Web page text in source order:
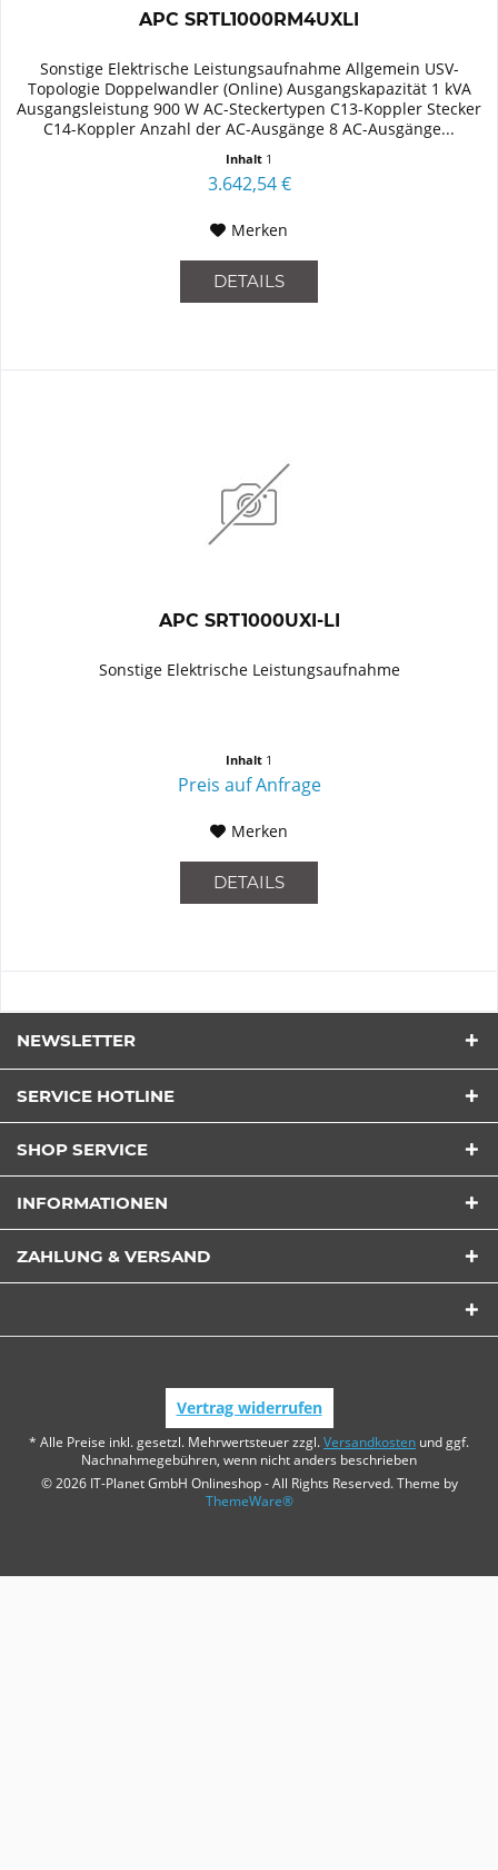
APC SRTL1000RM4UXLI
Sonstige Elektrische Leistungsaufnahme Allgemein USV-
Topologie Doppelwandler (Online) Ausgangskapazität 1 kVA
Ausgangsleistung 900 W AC-Steckertypen C13-Koppler Stecker
C14-Koppler Anzahl der AC-Ausgänge 8 AC-Ausgänge...
Inhalt 1
3.642,54 €
Merken
DETAILS
APC SRT1000UXI-LI
Sonstige Elektrische Leistungsaufnahme
Inhalt 1
Preis auf Anfrage
Merken
DETAILS
NEWSLETTER
SERVICE HOTLINE
SHOP SERVICE
INFORMATIONEN
ZAHLUNG & VERSAND
Vertrag widerrufen
* Alle Preise inkl. gesetzl. Mehrwertsteuer zzgl.Versandkosten und ggf.
Nachnahmegebühren, wenn nicht anders beschrieben
© 2026 IT-Planet GmbH Onlineshop - All Rights Reserved. Theme by
ThemeWare®